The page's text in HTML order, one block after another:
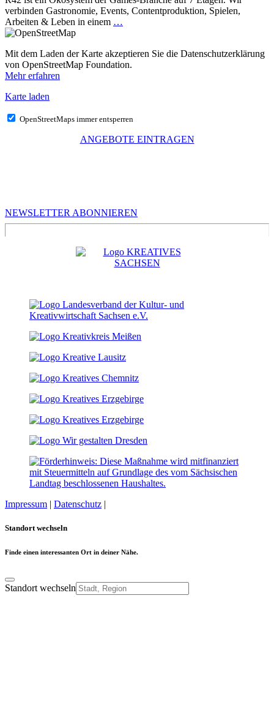
verbinden Gastronomie, Events, Contentproduktion, Spielen,
Arbeiten & Leben in einem …
Mit dem Laden der Karte akzeptieren Sie die Datenschutzerklärung
von OpenStreetMap Foundation.
Mehr erfahren
Karte laden
OpenStreetMaps immer entsperren
ANGEBOTE EINTRAGEN
NEWSLETTER ABONNIEREN
Impressum | Datenschutz |
Standort wechseln
Finde einen interessanten Ort in deiner Nähe.
Standort wechseln